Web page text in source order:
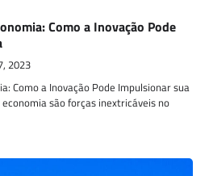
Como a Inovação Pode
2023
Como a Inovação Pode Impulsionar sua
são forças inextricáveis no